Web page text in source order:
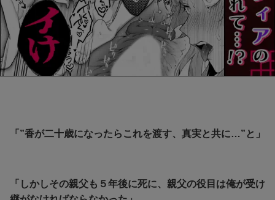
「”香が二十歳になったらこれを渡す、真実と共に…”と」
「しかしその親父も５年後に死に、親父の役目は俺が受け